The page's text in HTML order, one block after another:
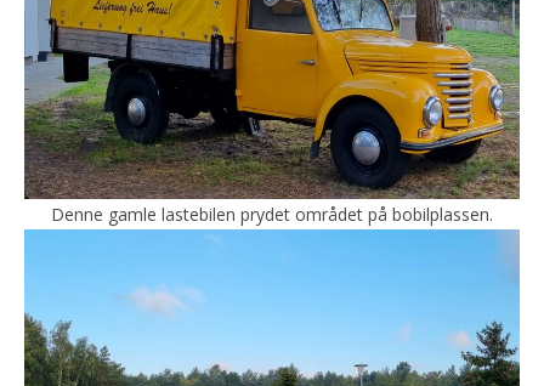
Denne gamle lastebilen prydet området på bobilplassen.